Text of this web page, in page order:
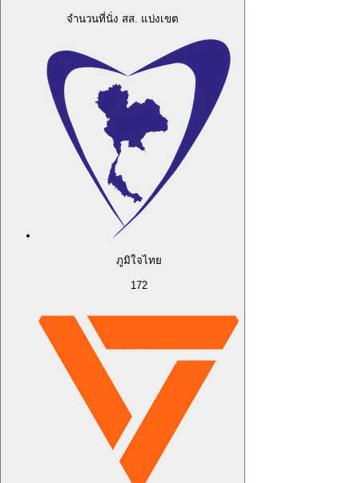
จำนวนที่นั่ง สส. แบ่งเขต
ภูมิใจไทย
172